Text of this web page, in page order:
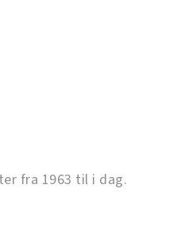
fra 1963 til i dag.